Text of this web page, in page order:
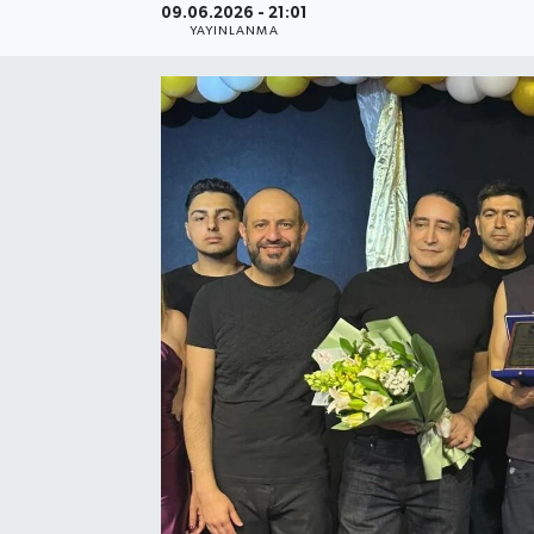
09.06.2026 - 21:01
YAYINLANMA